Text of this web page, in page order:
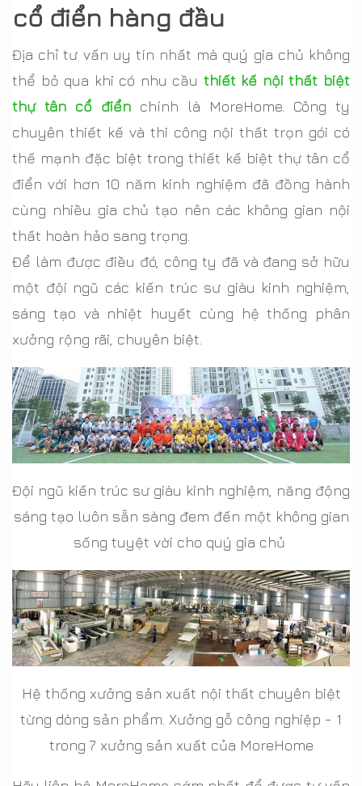
cổ điển hàng đầu
Địa chỉ tư vấn uy tín nhất mà quý gia chủ không
thể bỏ qua khi có nhu cầu thiết kế nội thất biệt
thự tân cổ điển chính là MoreHome. Công ty
chuyên thiết kế và thi công nội thất trọn gói có
thế mạnh đặc biệt trong thiết kế biệt thự tân cổ
điển với hơn 10 năm kinh nghiệm đã đồng hành
cùng nhiều gia chủ tạo nên các không gian nội
thất hoàn hảo sang trọng.
Để làm được điều đó, công ty đã và đang sở hữu
một đội ngũ các kiến trúc sư giàu kinh nghiệm,
sáng tạo và nhiệt huyết cùng hệ thống phân
xưởng rộng rãi, chuyên biệt.
Đội ngũ kiến trúc sư giàu kinh nghiệm, năng động
sáng tạo luôn sẵn sàng đem đến một không gian
sống tuyệt vời cho quý gia chủ
Hệ thống xưởng sản xuất nội thất chuyên biệt
từng dòng sản phẩm. Xưởng gỗ công nghiệp - 1
trong 7 xưởng sản xuất của MoreHome